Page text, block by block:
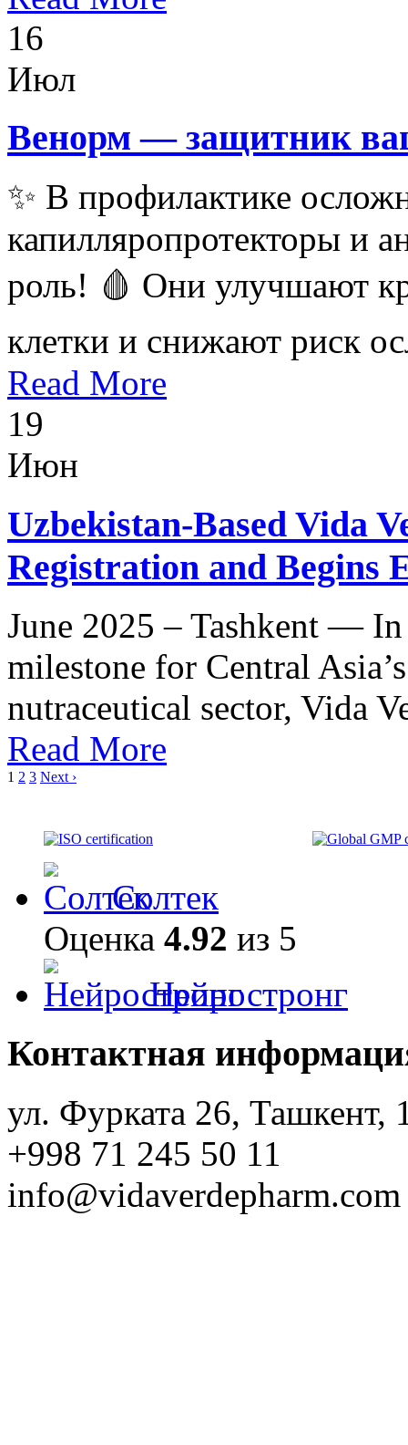
16
Июл
Венорм — защитник
✨ В профилактике
капилляропротекторы и
роль! 🩸 Они улучшают
клетки и снижают риск
Read More
19
Июн
Uzbekistan-Based Vida
Registration and Begins
June 2025 – Tashkent —
milestone for Central
nutraceutical sector, Vida
Read More
1 2 3 Next ›
Солтек
Оценка 4.92 из 5
Нейростронг
Контактная
ул. Фурката 26, Ташкент,
+998 71 245 50 11
info@vidaverdepharm.com